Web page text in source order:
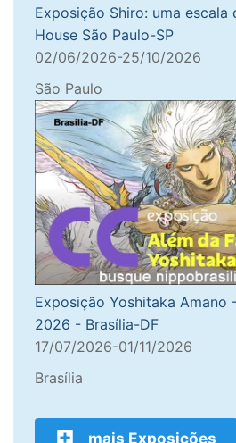
Exposição Shiro: uma escala
House São Paulo-SP
02/06/2026-25/10/2026
São Paulo
Exposição Yoshitaka Amano
2026 - Brasília-DF
17/07/2026-01/11/2026
Brasília
mais Exposições